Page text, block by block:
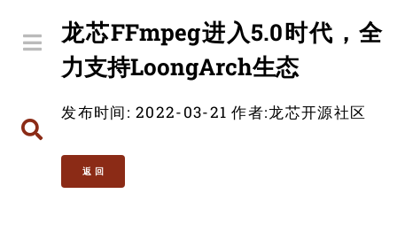
龙芯FFmpeg进入5.0时代，全
力支持LoongArch生态
发布时间: 2022-03-21作者:龙芯开源社区
返 回